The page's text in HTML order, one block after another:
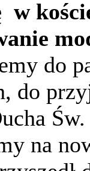
w
do
do
na